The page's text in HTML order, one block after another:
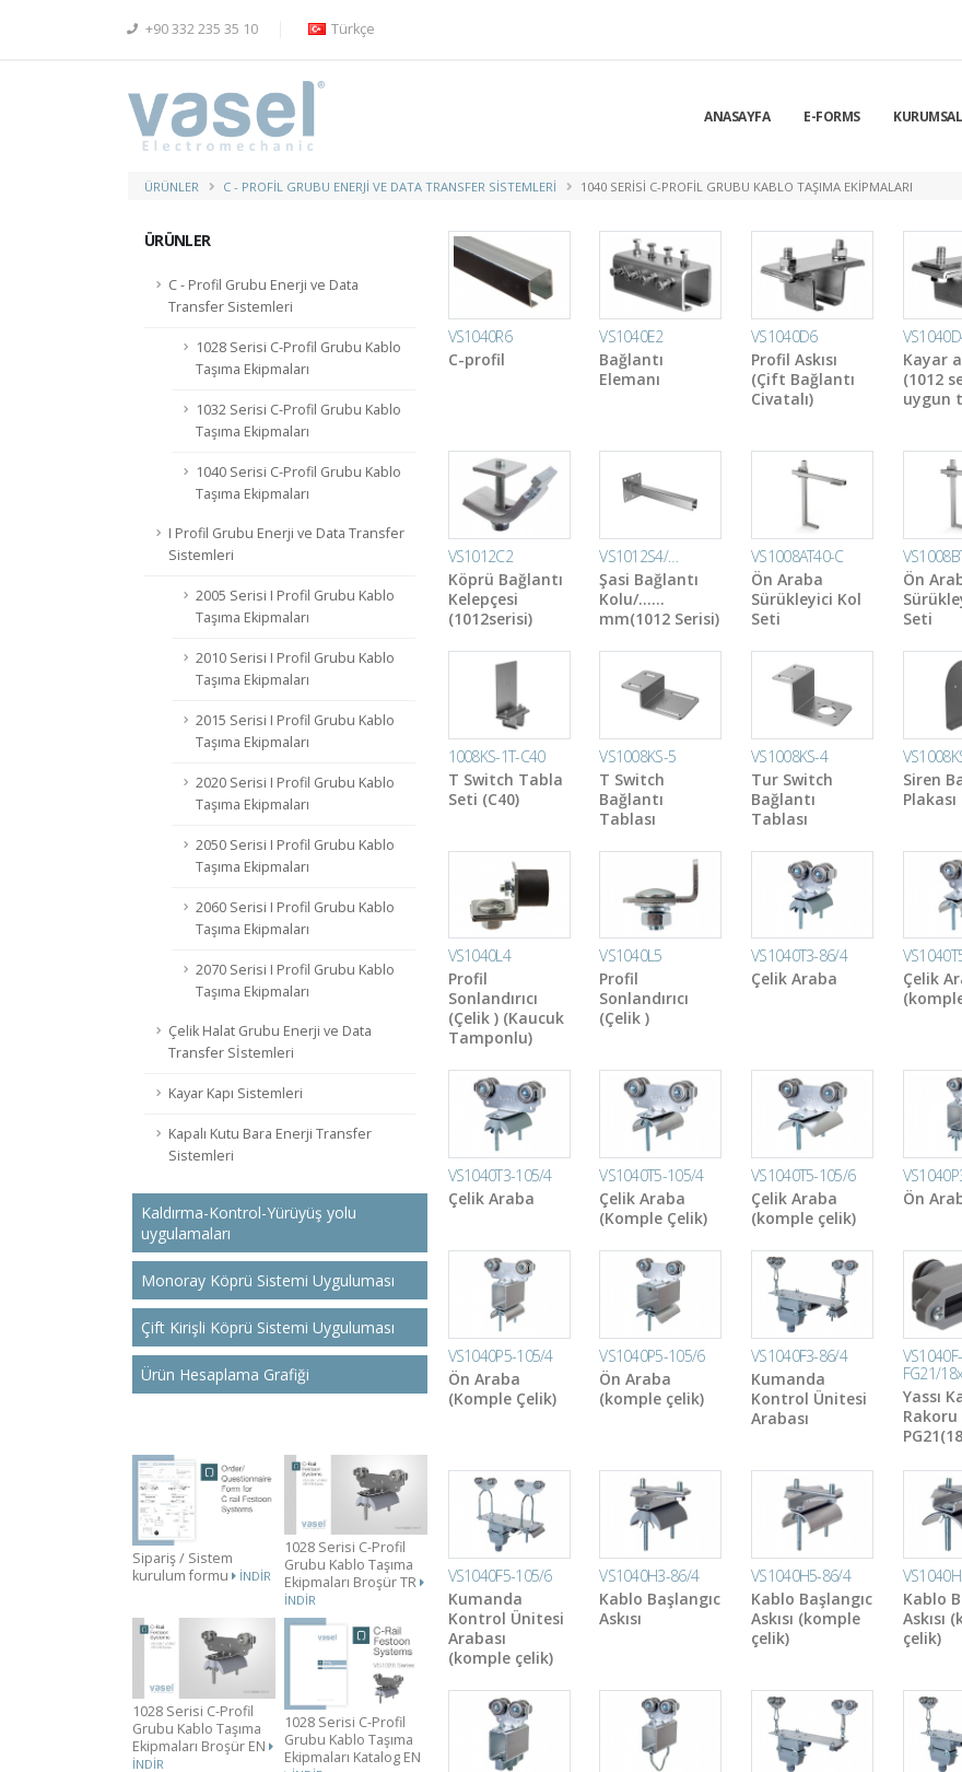
+90 332 235 35 10 Türkçe
ANASAYFA E-FORMS KURUMSAL
ÜRÜNLER C - PROFIL GRUBU ENERJI VE DATA TRANSFER SISTEMLERI 1040 SERISI C-PROFIL GRUBU KABLO TAŞIMA EKIPMALARI
ÜRÜNLER
C - Profil Grubu Enerji ve Data
Transfer Sistemleri
1028 Serisi C-Profil Grubu Kablo
Taşıma Ekipmaları
1032 Serisi C-Profil Grubu Kablo
Taşıma Ekipmaları
1040 Serisi C-Profil Grubu Kablo
Taşıma Ekipmaları
I Profil Grubu Enerji ve Data Transfer
Sistemleri
2005 Serisi I Profil Grubu Kablo
Taşıma Ekipmaları
2010 Serisi I Profil Grubu Kablo
Taşıma Ekipmaları
2015 Serisi I Profil Grubu Kablo
Taşıma Ekipmaları
2020 Serisi I Profil Grubu Kablo
Taşıma Ekipmaları
2050 Serisi I Profil Grubu Kablo
Taşıma Ekipmaları
2060 Serisi I Profil Grubu Kablo
Taşıma Ekipmaları
2070 Serisi I Profil Grubu Kablo
Taşıma Ekipmaları
Çelik Halat Grubu Enerji ve Data
Transfer Sİstemleri
Kayar Kapı Sistemleri
Kapalı Kutu Bara Enerji Transfer
Sistemleri
Kaldırma-Kontrol-Yürüyüş yolu
uygulamaları
Monoray Köprü Sistemi Uyguluması
Çift Kirişli Köprü Sistemi Uyguluması
Ürün Hesaplama Grafiği
Sipariş / Sistem
kurulum formu
İNDIR
1028 Serisi C-Profil
Grubu Kablo Taşıma
Ekipmaları Broşür TR
İNDIR
1028 Serisi C-Profil
Grubu Kablo Taşıma
Ekipmaları Broşür EN
İNDIR
1028 Serisi C-Profil
Grubu Kablo Taşıma
Ekipmaları Katalog EN
VS1040R6
C-profil
VS1040E2
Bağlantı
Elemanı
VS1040D6
Profil Askısı
(Çift Bağlantı
Civatalı)
Kayar
(1012
uygun
VS1012C2
Köprü Bağlantı
Kelepçesi
(1012serisi)
VS1012S4/…
Şasi Bağlantı
Kolu/……
mm(1012 Serisi)
VS1008AT40-C
Ön Araba
Sürükleyici Kol
Seti
Ön
Seti
1008KS-1T-C40
T Switch Tabla
Seti (C40)
VS1008KS-5
T Switch
Bağlantı
Tablası
VS1008KS-4
Tur Switch
Bağlantı
Tablası
Siren
Plakası
VS1040L4
Profil
Sonlandırıcı
(Çelik ) (Kaucuk
Tamponlu)
VS1040L5
Profil
Sonlandırıcı
(Çelik )
VS1040T3-86/4
Çelik Araba
Çelik
VS1040T3-105/4
Çelik Araba
VS1040T5-105/4
Çelik Araba
(Komple Çelik)
VS1040T5-105/6
Çelik Araba
(komple çelik)
Ön
VS1040P5-105/4
Ön Araba
(Komple Çelik)
VS1040P5-105/6
Ön Araba
(komple çelik)
VS1040F3-86/4
Kumanda
Kontrol Ünitesi
Arabası
VS1040F-
FG21/
Yassı
Rakoru
VS1040F5-105/6
Kumanda
Kontrol Ünitesi
Arabası
(komple çelik)
VS1040H3-86/4
Kablo Başlangıc
Askısı
VS1040H5-86/4
Kablo Başlangıc
Askısı (komple
çelik)
Kablo
Askısı
çelik)